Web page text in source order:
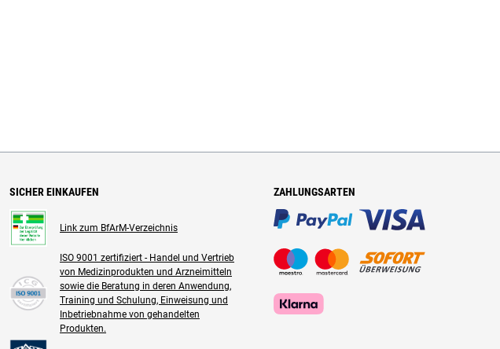
SICHER EINKAUFEN
Link zum BfArM-Verzeichnis
ISO 9001 zertifiziert - Handel und Vertrieb
von Medizinprodukten und Arzneimitteln
sowie die Beratung in deren Anwendung,
Training und Schulung, Einweisung und
Inbetriebnahme von gehandelten
Produkten.
ZAHLUNGSARTEN